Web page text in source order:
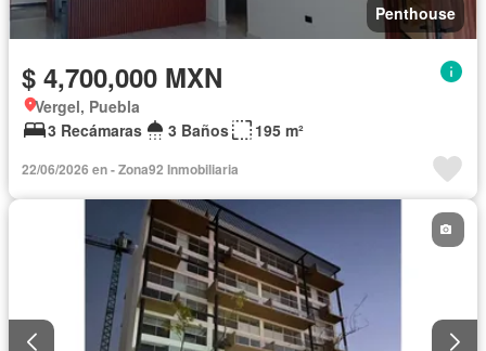
Penthouse
$ 4,700,000 MXN
Vergel, Puebla
3 Recámaras
3 Baños 195 m²
22/06/2026 en - Zona92 Inmobiliaria